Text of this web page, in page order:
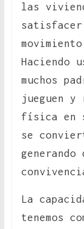
las
satisfacer
Haciendo
muchos
jueguen
física en
se
La
tenemos